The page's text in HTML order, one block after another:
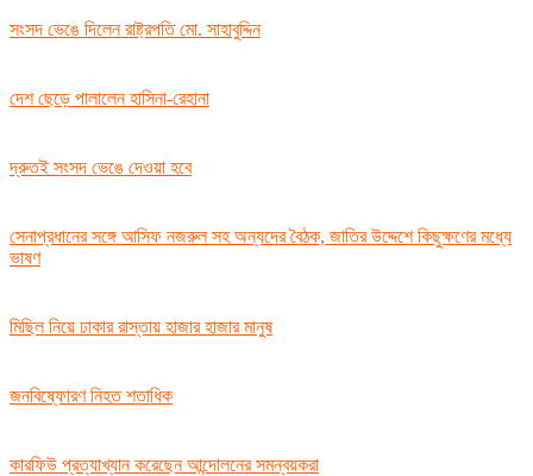
সংসদ ভেঙে দিলেন রাষ্ট্রপতি মো. সাহাবুদ্দিন
দেশ ছেড়ে পালালেন হাসিনা-রেহানা
দ্রুতই সংসদ ভেঙে দেওয়া হবে
সেনাপ্রধানের সঙ্গে আসিফ নজরুল সহ অন্যদের বৈঠক, জাতির উদ্দেশে কিছুক্ষণের মধ্যে
ভাষণ
মিছিল নিয়ে ঢাকার রাস্তায় হাজার হাজার মানুষ
জনবিষ্ফোরণ নিহত শতাধিক
কারফিউ প্রত্যাখ্যান করেছেন আন্দোলনের সমন্বয়করা